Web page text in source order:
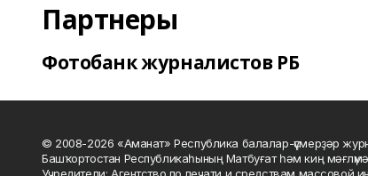
Партнеры
Фотобанк журналистов РБ
© 2008-2026 «Аманат» Республика балалар-үҫмерҙәр
Башҡортостан Республикаһының Матбуғат һәм киң